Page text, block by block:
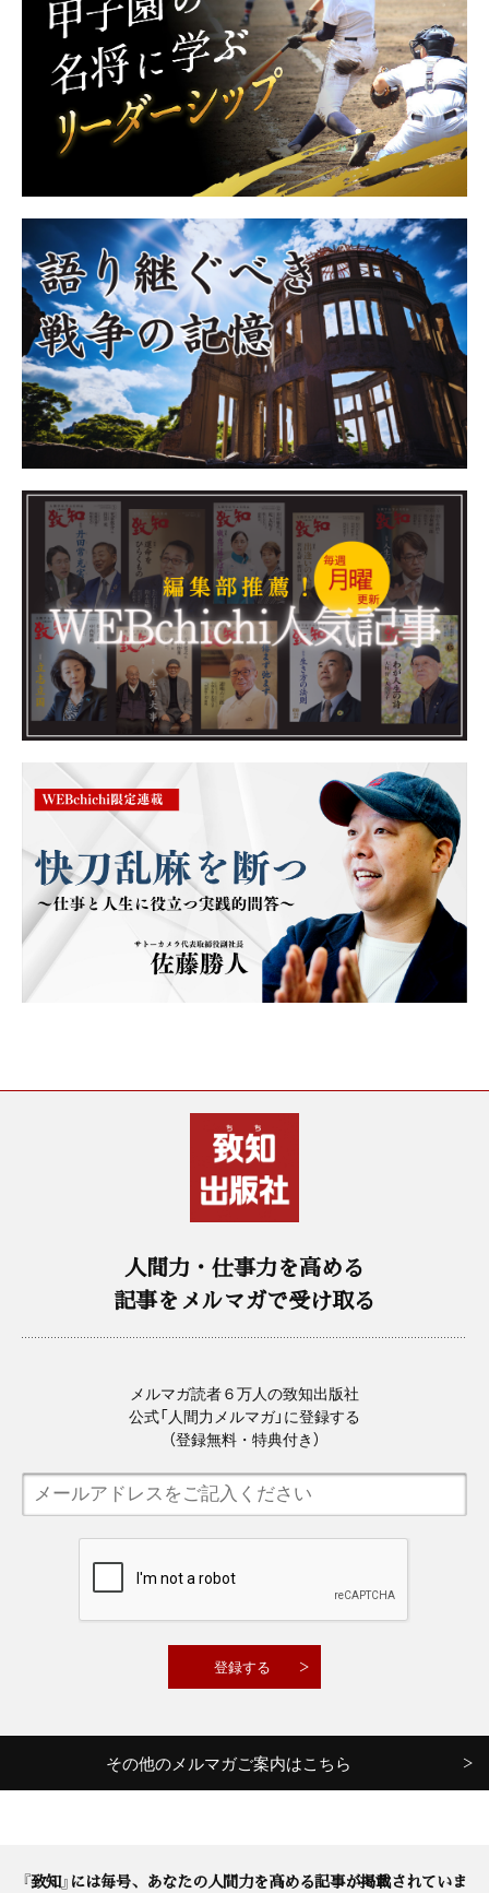
人間力・仕事力を高める
記事をメルマガで受け取る
メルマガ読者６万人の致知出版社
公式「人間力メルマガ」に登録する
（登録無料・特典付き）
その他のメルマガご案内はこちら
『致知』には毎号、あなたの人間力を高める記事が掲載されていま